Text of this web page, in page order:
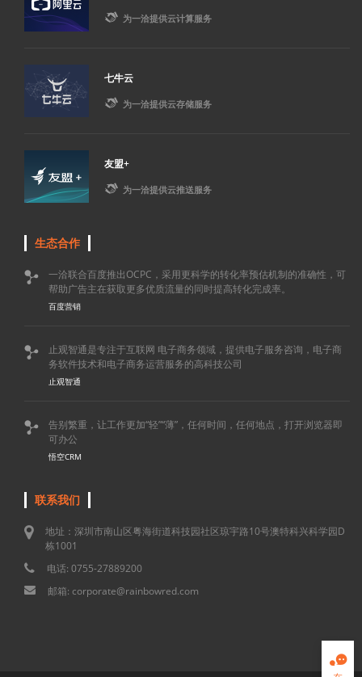
 为一洽提供云计算服务
七牛云
 为一洽提供云存储服务
友盟+
 为一洽提供云推送服务
生态合作

一洽联合百度推出OCPC，采用更科学的转化率预估机制的准确性，可
帮助广告主在获取更多优质流量的同时提高转化完成率。
百度营销

止观智通是专注于互联网 电子商务领域，提供电子服务咨询，电子商
务软件技术和电子商务运营服务的高科技公司
止观智通

告别繁重，让工作更加“轻”“薄”，任何时间，任何地点，打开浏览器即
可办公
悟空CRM
联系我们
地址：深圳市南山区粤海街道科技园社区琼宇路10号澳特科兴科学园D
栋1001
电话: 0755-27889200
邮箱: corporate@rainbowred.com
